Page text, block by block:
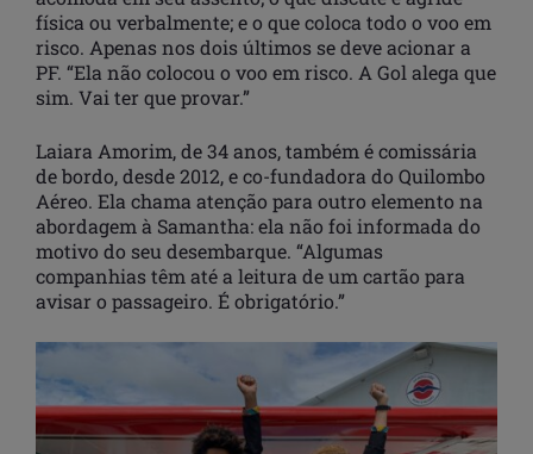
física ou verbalmente; e o que coloca todo o voo em
risco. Apenas nos dois últimos se deve acionar a
PF. “Ela não colocou o voo em risco. A Gol alega que
sim. Vai ter que provar.”
Laiara Amorim, de 34 anos, também é comissária
de bordo, desde 2012, e co-fundadora do Quilombo
Aéreo. Ela chama atenção para outro elemento na
abordagem à Samantha: ela não foi informada do
motivo do seu desembarque. “Algumas
companhias têm até a leitura de um cartão para
avisar o passageiro. É obrigatório.”